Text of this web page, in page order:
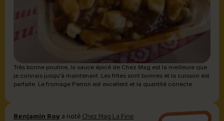
Très bonne poutine, la sauce épicé de Chez Mag est la meilleure que
je connais jusqu'à maintenant. Les frites sont bonnes et la cuisson est
parfaite. Le fromage Perron est excellent et la quantité correcte
Benjamin Roya notéChez Mag La Fine